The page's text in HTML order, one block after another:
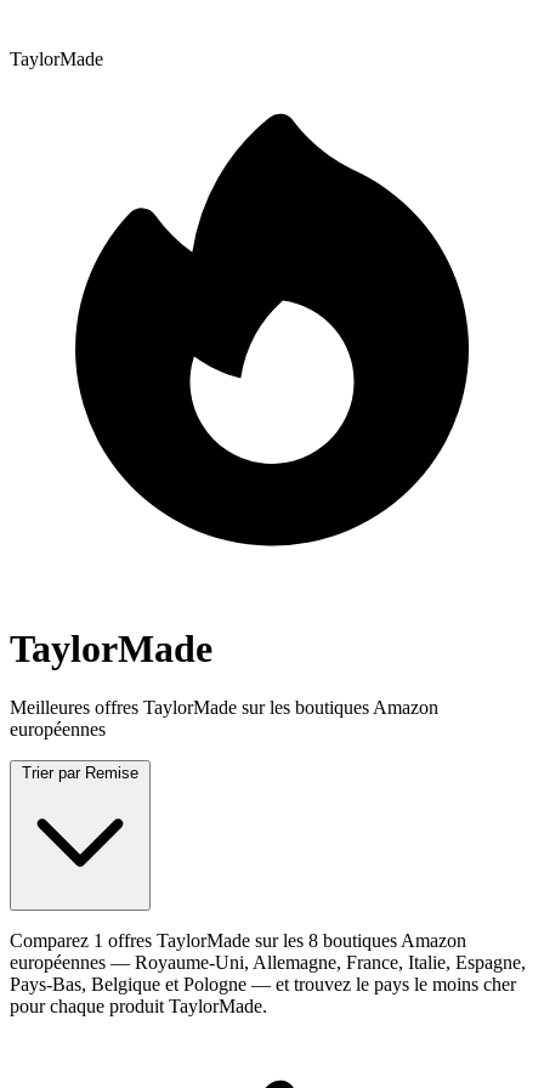
TaylorMade
TaylorMade
Meilleures offres TaylorMade sur les boutiques Amazon
européennes
Trier par Remise
Comparez 1 offres TaylorMade sur les 8 boutiques Amazon
européennes — Royaume-Uni, Allemagne, France, Italie, Espagne,
Pays-Bas, Belgique et Pologne — et trouvez le pays le moins cher
pour chaque produit TaylorMade.